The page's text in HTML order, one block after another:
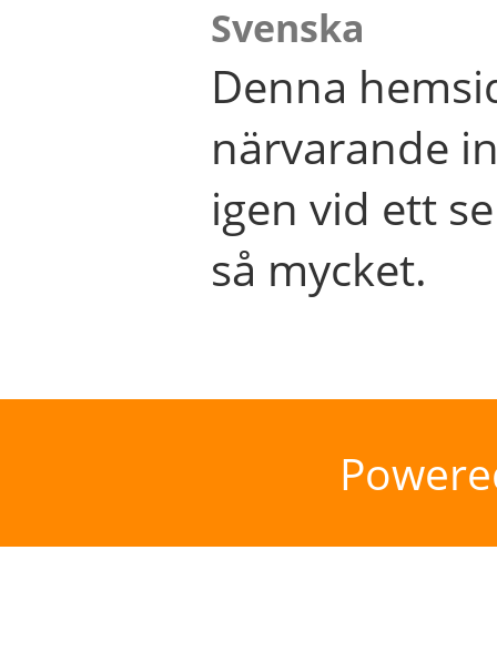
Svenska
Denna
närvarande
igen vid ett
så mycket.